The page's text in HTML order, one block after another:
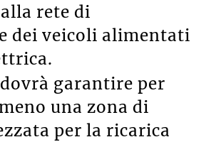
rete di
dei veicoli alimentati
garantire per
una zona di
per la ricarica